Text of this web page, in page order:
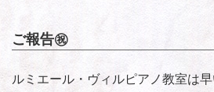
ご報告㊗️
ルミエール・ヴィルピアノ教室は